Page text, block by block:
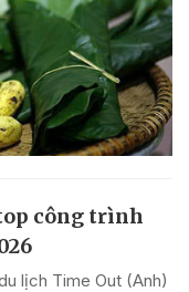
công trình
lịch Time Out (Anh)